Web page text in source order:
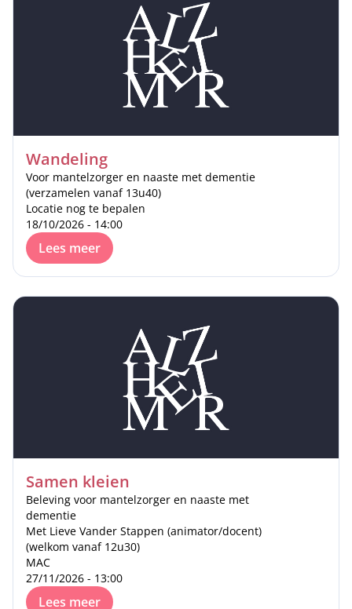
Wandeling
Voor mantelzorger en naaste met dementie
(verzamelen vanaf 13u40)
Locatie nog te bepalen
18/10/2026 - 14:00
Lees meer
Samen kleien
Beleving voor mantelzorger en naaste met
dementie
Met Lieve Vander Stappen (animator/docent)
(welkom vanaf 12u30)
MAC
27/11/2026 - 13:00
Lees meer